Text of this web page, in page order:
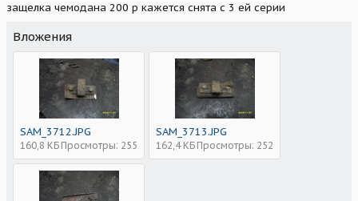
защелка чемодана 200 р кажется снята с 3 ей серии
Вложения
SAM_3712.JPG
160,8 КБ Просмотры: 255
SAM_3713.JPG
162,4 КБ Просмотры: 252